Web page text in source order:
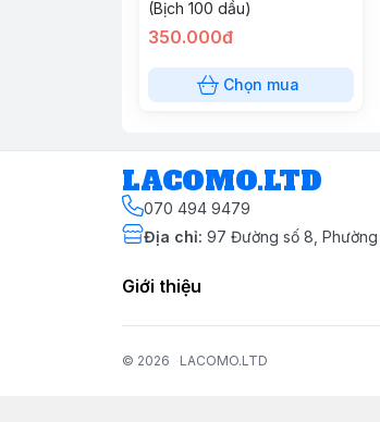
(Bịch 100 dầu)
350.000đ
Chọn mua
LACOMO.LTD
070 494 9479
Địa chỉ: 97 Đường số 8, Phường
Giới thiệu
© 2026 LACOMO.LTD